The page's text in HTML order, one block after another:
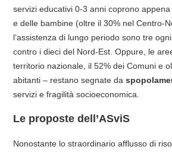
servizi educativi 0-3 anni coprono
e delle bambine (oltre il 30% nel Centro-
l’assistenza di lungo periodo sono tre
contro i dieci del Nord-Est. Oppure, le
territorio nazionale, il 52% dei Comuni e
abitanti – restano segnate da
servizi e fragilità socioeconomica.
Le proposte dell’ASviS
Nonostante lo straordinario afflusso di